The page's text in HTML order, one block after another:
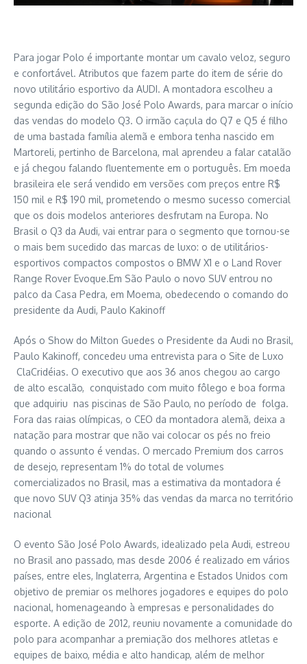
Para jogar Polo é importante montar um cavalo veloz, seguro
e confortável. Atributos que fazem parte do item de série do
novo utilitário esportivo da AUDI. A montadora escolheu a
segunda edição do São José Polo Awards, para marcar o início
das vendas do modelo Q3. O irmão caçula do Q7 e Q5 é filho
de uma bastada família alemã e embora tenha nascido em
Martoreli, pertinho de Barcelona, mal aprendeu a falar catalão
e já chegou falando fluentemente em o português. Em moeda
brasileira ele será vendido em versões com preços entre R$
150 mil e R$ 190 mil, prometendo o mesmo sucesso comercial
que os dois modelos anteriores desfrutam na Europa. No
Brasil o Q3 da Audi, vai entrar para o segmento que tornou-se
o mais bem sucedido das marcas de luxo: o de utilitários-
esportivos compactos compostos o BMW X1 e o Land Rover
Range Rover Evoque.Em São Paulo o novo SUV entrou no
palco da Casa Pedra, em Moema, obedecendo o comando do
presidente da Audi, Paulo Kakinoff
Após o Show do Milton Guedes o Presidente da Audi no Brasil,
Paulo Kakinoff, concedeu uma entrevista para o Site de Luxo
ClaCridéias. O executivo que aos 36 anos chegou ao cargo
de alto escalão, conquistado com muito fôlego e boa forma
que adquiriu nas piscinas de São Paulo, no período de folga.
Fora das raias olímpicas, o CEO da montadora alemã, deixa a
natação para mostrar que não vai colocar os pés no freio
quando o assunto é vendas. O mercado Premium dos carros
de desejo, representam 1% do total de volumes
comercializados no Brasil, mas a estimativa da montadora é
que novo SUV Q3 atinja 35% das vendas da marca no território
nacional
O evento São José Polo Awards, idealizado pela Audi, estreou
no Brasil ano passado, mas desde 2006 é realizado em vários
países, entre eles, Inglaterra, Argentina e Estados Unidos com
objetivo de premiar os melhores jogadores e equipes do polo
nacional, homenageando à empresas e personalidades do
esporte. A edição de 2012, reuniu novamente a comunidade do
polo para acompanhar a premiação dos melhores atletas e
equipes de baixo, média e alto handicap, além de melhor